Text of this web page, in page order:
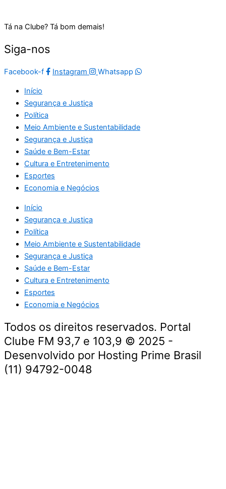
Tá na Clube? Tá bom demais!
Siga-nos
Facebook-f Instagram Whatsapp
Início
Segurança e Justiça
Política
Meio Ambiente e Sustentabilidade
Segurança e Justiça
Saúde e Bem-Estar
Cultura e Entretenimento
Esportes
Economia e Negócios
Início
Segurança e Justiça
Política
Meio Ambiente e Sustentabilidade
Segurança e Justiça
Saúde e Bem-Estar
Cultura e Entretenimento
Esportes
Economia e Negócios
Todos os direitos reservados. Portal
Clube FM 93,7 e 103,9 © 2025 -
Desenvolvido por Hosting Prime Brasil
(11) 94792-0048